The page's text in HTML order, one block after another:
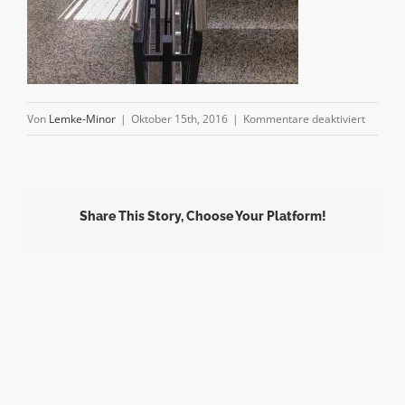
Von Lemke-Minor | Oktober 15th, 2016 | Kommentare deaktiviertfür
Share This Story, Choose Your Platform!